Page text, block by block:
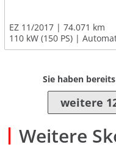
EZ 11/2017
74.071 km
110 kW (150 PS)
Sie haben bereits
weitere
Weitere